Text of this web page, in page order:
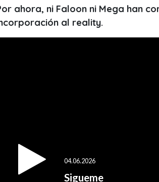
ahora, ni Faloon ni Mega han
al reality.